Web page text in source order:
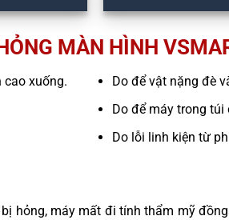
MÀN HÌNH
cao xuống.
Do để vật nặng đè
Do để máy trong túi
Do lỗi linh kiện từ
hỏng, máy mất đi tính thẩm mỹ